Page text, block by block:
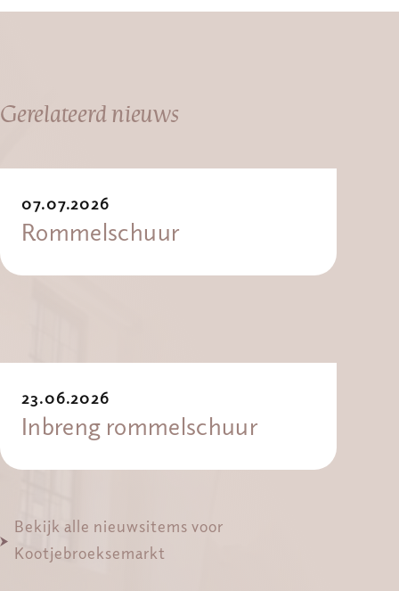
Gerelateerd nieuws
07.07.2026
Rommelschuur
23.06.2026
Inbreng rommelschuur
Bekijk alle nieuwsitems voor
Kootjebroeksemarkt